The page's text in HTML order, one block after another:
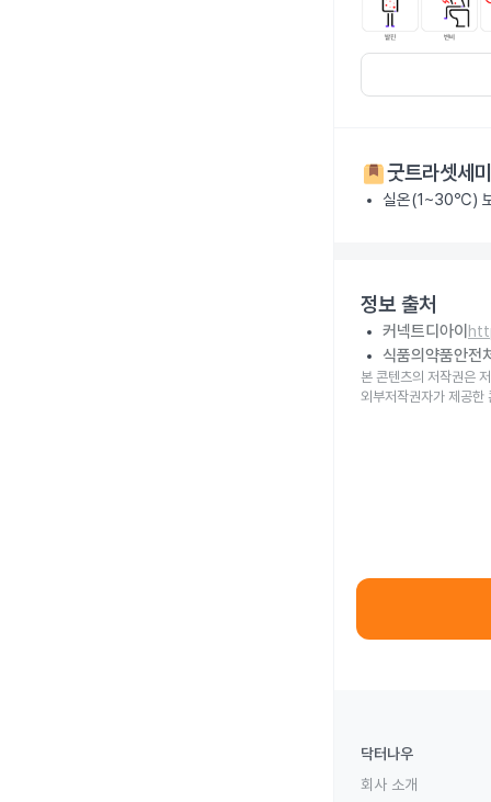
굿트라셋세
실온(1~30℃)
정보 출처
커넥트디아이
식품의약품안전
본 콘텐츠의 저작권은
외부저작권자가 제공한
닥터나우
회사 소개